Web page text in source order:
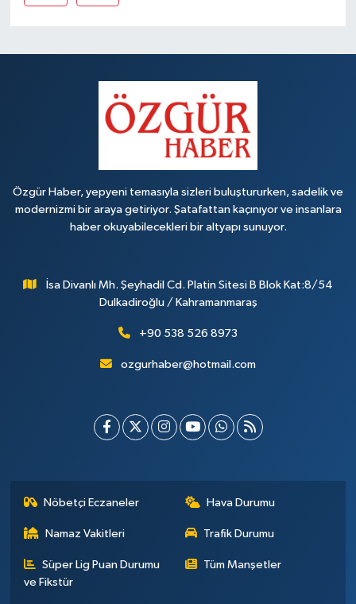
Özgür Haber, yepyeni temasıyla sizleri buluştururken, sadelik ve
modernizmi bir araya getiriyor. Şatafattan kaçınıyor ve insanlara
haber okuyabilecekleri bir altyapı sunuyor.
İsa Divanlı Mh. Şeyhadil Cd. Platin Sitesi B Blok Kat:8/54
Dulkadiroğlu / Kahramanmaraş
+90 538 526 8973
ozgurhaber@hotmail.com
Nöbetçi Eczaneler Hava Durumu
Namaz Vakitleri Trafik Durumu
Süper Lig Puan Durumu
ve Fikstür
Tüm Manşetler